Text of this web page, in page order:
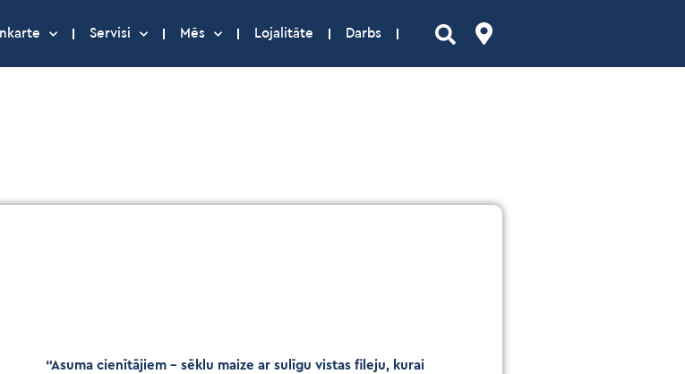
Servisi Mēs Lojalitāte Darbs
“Asuma cienītājiem – sēklu maize ar sulīgu vistas fileju, kurai